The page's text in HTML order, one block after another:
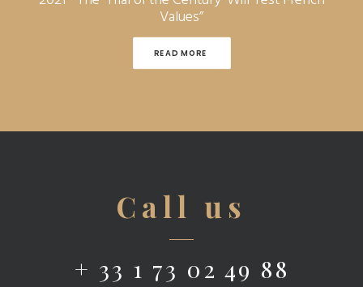
Values”
READ MORE
Call us
+ 33 1 73 02 49 88